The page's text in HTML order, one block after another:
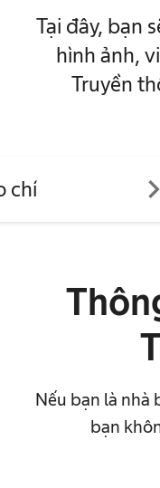
Tại đây, bạn
hình ảnh,
Truyền
chí navigate_next
Nếu bạn là nhà
bạn